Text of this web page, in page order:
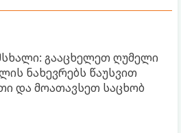
გააცხელეთ ღუმელი
ნახევრებს წაუსვით
და მოათავსეთ საცხობ